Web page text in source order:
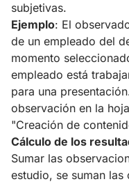
subjetivas.
Ejemplo: El
de un empleado del
momento
empleado está
para una
observación en la
"Creación de
Cálculo de los
Sumar las
estudio, se suman